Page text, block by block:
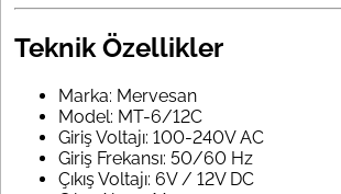
Teknik Özellikler
Marka: Mervesan
Model: MT-6/12C
Giriş Voltajı: 100-240V AC
Giriş Frekansı: 50/60 Hz
Çıkış Voltajı: 6V / 12V DC